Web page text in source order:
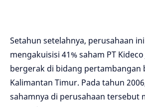
Setahun setelahnya, perusahaan
mengakuisisi 41% saham PT
bergerak di bidang pertambangan
Kalimantan Timur. Pada tahun
sahamnya di perusahaan tersebut